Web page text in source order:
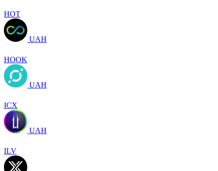
HOT
UAH
HOOK
UAH
ICX
UAH
ILV